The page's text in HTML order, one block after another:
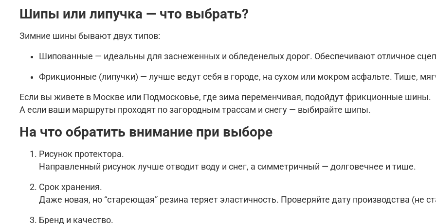
Шипы или липучка — что выбрать?
Зимние шины бывают двух типов:
Шипованные — идеальны для заснеженных и обледенелых дорог. Обеспечивают отличное
Фрикционные (липучки) — лучше ведут себя в городе, на сухом или мокром асфальте. Тише,
Если вы живете в Москве или Подмосковье, где зима переменчивая, подойдут фрикционные шины.
А если ваши маршруты проходят по загородным трассам и снегу — выбирайте шипы.
На что обратить внимание при выборе
Рисунок протектора.
Направленный рисунок лучше отводит воду и снег, а симметричный — долговечнее и тише.
Срок хранения.
Даже новая, но “стареющая” резина теряет эластичность. Проверяйте дату производства (не
Бренд и качество.